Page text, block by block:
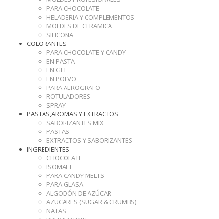
PARA CHOCOLATE
HELADERIA Y COMPLEMENTOS
MOLDES DE CERAMICA
SILICONA
COLORANTES
PARA CHOCOLATE Y CANDY
EN PASTA
EN GEL
EN POLVO
PARA AEROGRAFO
ROTULADORES
SPRAY
PASTAS,AROMAS Y EXTRACTOS
SABORIZANTES MIX
PASTAS
EXTRACTOS Y SABORIZANTES
INGREDIENTES
CHOCOLATE
ISOMALT
PARA CANDY MELTS
PARA GLASA
ALGODÓN DE AZÚCAR
AZUCARES (SUGAR & CRUMBS)
NATAS